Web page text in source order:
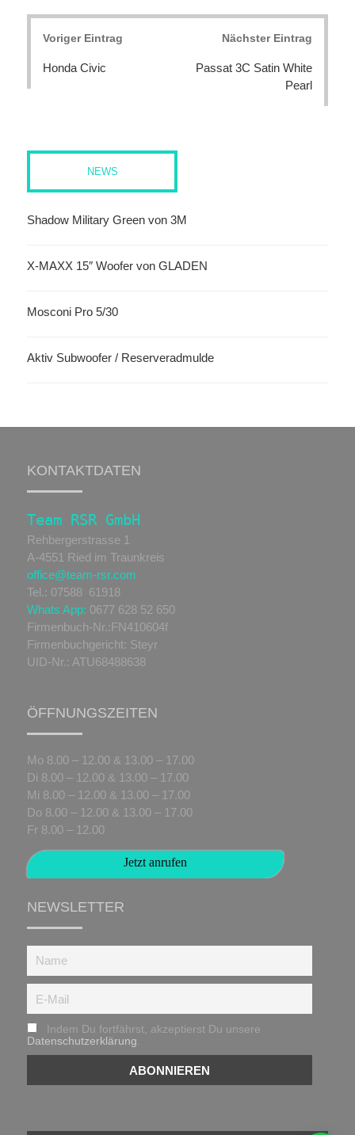
Voriger Eintrag
Honda Civic
Nächster Eintrag
Passat 3C Satin White
Pearl
NEWS
Shadow Military Green von 3M
X-MAXX 15″ Woofer von GLADEN
Mosconi Pro 5/30
Aktiv Subwoofer / Reserveradmulde
KONTAKTDATEN
Team RSR GmbH
Rehbergerstrasse 1
A-4551 Ried im Traunkreis
office@team-rsr.com
Tel.: 07588 61918
Whats App: 0677 628 52 650
Firmenbuch-Nr.:FN410604f
Firmenbuchgericht: Steyr
UID-Nr.: ATU68488638
ÖFFNUNGSZEITEN
Mo 8.00 – 12.00 & 13.00 – 17.00
Di 8.00 – 12.00 & 13.00 – 17.00
Mi 8.00 – 12.00 & 13.00 – 17.00
Do 8.00 – 12.00 & 13.00 – 17.00
Fr 8.00 – 12.00
Jetzt anrufen
NEWSLETTER
Indem Du fortfährst, akzeptierst Du unsere
Datenschutzerklärung